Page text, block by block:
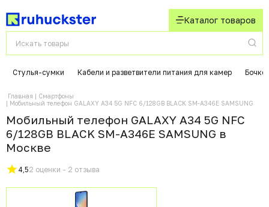
Каталог товаров
Стулья-сумки Кабели и разветвители питания для камер
Главная
Смартфоны
Мобильный телефон GALAXY A34 5G NFC 6/128GB BLACK SM-A346E SAMSUNG
Мобильный телефон GALAXY A34 5G NFC
6/128GB BLACK SM-A346E SAMSUNG в
Москвe
4,52 оценки - 2 отзыва